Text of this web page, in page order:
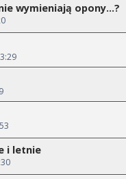
wymieniają opony...?
i letnie